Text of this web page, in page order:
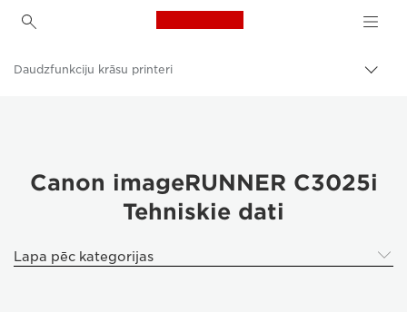
Canon Logo, back to
Produkti uzņēmumiem
Printeri un faksi uzņēmumiem
Daudzfunkciju krāsu printeri
Canon imageRUNNER C3025i
Tehniskie dati
Lapa pēc kategorijas